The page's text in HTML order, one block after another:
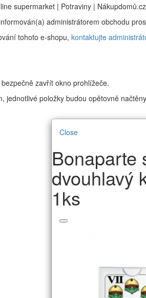
supermarket | Potraviny |
administrátorem obchodu
tohoto e-shopu, kontaktujte
zavřít okno prohlížeče.
jednotlivé položky budou opětovně
Close
Bonaparte
dvouhlavý
1ks